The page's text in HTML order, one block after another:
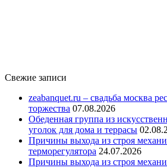
Свежие записи
zeabanquet.ru – свадьба москва
торжества 07.08.2026
Обеденная группа из
уголок для дома и террасы
Причины выхода из строя
терморегулятора 24.07.2026
Причины выхода из строя